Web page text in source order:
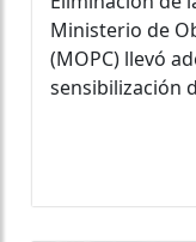
Ministerio de
(MOPC) llevó
sensibilización